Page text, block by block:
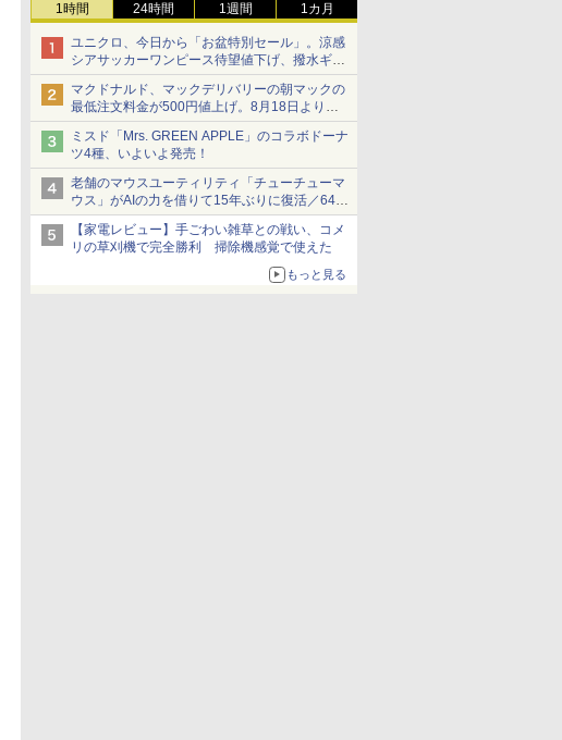
1時間 24時間 1週間 1カ月
ユニクロ、今日から「お盆特別セール」。涼感
シアサッカーワンピース待望値下げ、撥水ギア
ショーツは1990円に
マクドナルド、マックデリバリーの朝マックの
最低注文料金が500円値上げ。8月18日より
1,500円から受付
ミスド「Mrs. GREEN APPLE」のコラボドーナ
ツ4種、いよいよ発売！
老舗のマウスユーティリティ「チューチューマ
ウス」がAIの力を借りて15年ぶりに復活／64bit
化、Windows 10/11、「Chrome」も走り回
る。復活記念で2026年末まで500円
【家電レビュー】手ごわい雑草との戦い、コメ
リの草刈機で完全勝利 掃除機感覚で使えた
もっと見る